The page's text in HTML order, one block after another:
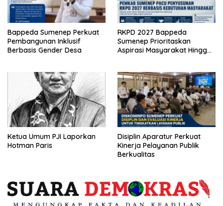
Bappeda Sumenep Perkuat
Pembangunan Inklusif
Berbasis Gender Desa
RKPD 2027 Bappeda
Sumenep Prioritaskan
Aspirasi Masyarakat Hingga
Ketua Umum PJI Laporkan
Hotman Paris
Disiplin Aparatur Perkuat
Kinerja Pelayanan Publik
Berkualitas